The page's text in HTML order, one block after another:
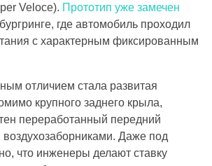
Veloce). Прототип уже замечен
где автомобиль проходил
с характерным фиксированным
отличием стала развитая
крупного заднего крыла,
переработанный передний
Даже под
что инженеры делают ставку